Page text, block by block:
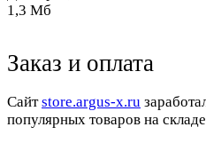
1,3 Мб
Заказ и оплата
Cайтstore.argus-x.ru
популярных товаров на